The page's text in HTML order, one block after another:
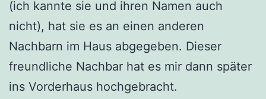
(ich kannte sie und ihren Namen auch
nicht), hat sie es an einen anderen
Nachbarn im Haus abgegeben. Dieser
freundliche Nachbar hat es mir dann später
ins Vorderhaus hochgebracht.